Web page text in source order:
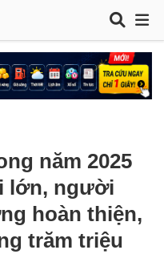
năm 2025
lớn, người
hoàn thiện,
trăm triệu